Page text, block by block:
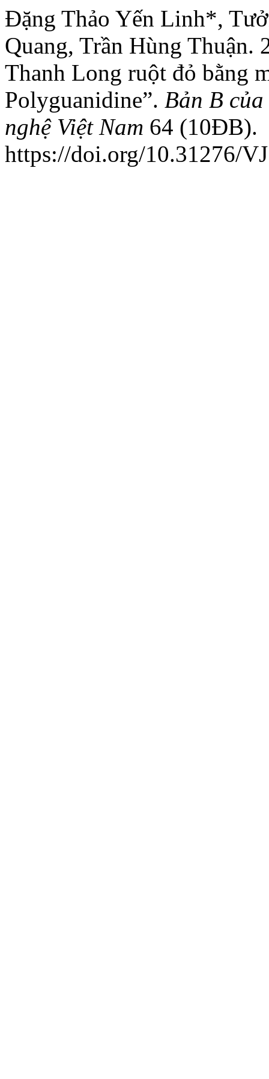
Đặng Thảo Yến Linh*,
Quang, Trần Hùng Thuận.
Thanh Long ruột đỏ bằng
Polyguanidine”. Bản B
nghệ Việt Nam 64 (10ĐB).
https://doi.org/10.31276/